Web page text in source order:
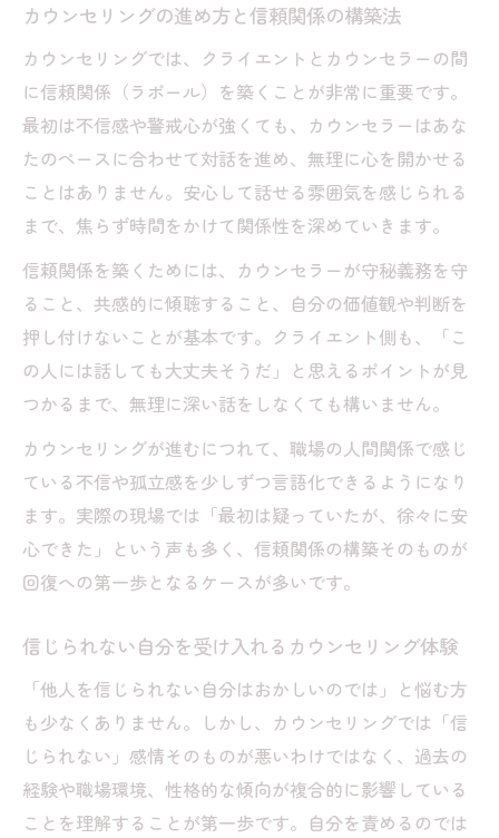
カウンセリングの進め方と信頼関係の構築法
カウンセリングでは、クライエントとカウンセラーの間
に信頼関係（ラポール）を築くことが非常に重要です。
最初は不信感や警戒心が強くても、カウンセラーはあな
たのペースに合わせて対話を進め、無理に心を開かせる
ことはありません。安心して話せる雰囲気を感じられる
まで、焦らず時間をかけて関係性を深めていきます。
信頼関係を築くためには、カウンセラーが守秘義務を守
ること、共感的に傾聴すること、自分の価値観や判断を
押し付けないことが基本です。クライエント側も、「こ
の人には話しても大丈夫そうだ」と思えるポイントが見
つかるまで、無理に深い話をしなくても構いません。
カウンセリングが進むにつれて、職場の人間関係で感じ
ている不信や孤立感を少しずつ言語化できるようになり
ます。実際の現場では「最初は疑っていたが、徐々に安
心できた」という声も多く、信頼関係の構築そのものが
回復への第一歩となるケースが多いです。
信じられない自分を受け入れるカウンセリング体験
「他人を信じられない自分はおかしいのでは」と悩む方
も少なくありません。しかし、カウンセリングでは「信
じられない」感情そのものが悪いわけではなく、過去の
経験や職場環境、性格的な傾向が複合的に影響している
ことを理解することが第一歩です。自分を責めるのでは